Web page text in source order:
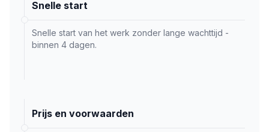
Snelle start
Snelle start van het werk zonder lange wachttijd -
binnen 4 dagen.
Prijs en voorwaarden